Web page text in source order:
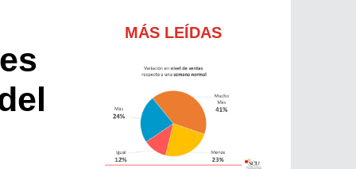
MÁS LEÍDAS